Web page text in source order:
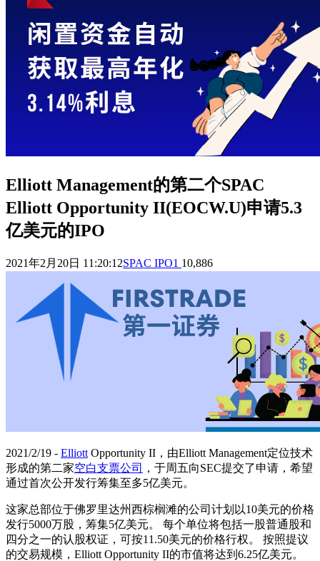
Elliott Management的第二个SPAC
Elliott Opportunity II(EOCW.U)申请5.3
亿美元的IPO
2021年2月20日 11:20:12SPAC IPO1 10,886
2021/2/19 - Elliott Opportunity II，由Elliott Management定位技术
形成的第二家空白支票公司
，于周五向SEC提交了申请，希望
通过首次公开发行筹集至多5亿美元。
这家总部位于佛罗里达州西棕榈滩的公司计划以10美元的价格
发行5000万股，筹集5亿美元。 每个单位将包括一股普通股和
四分之一的认股权证，可按11.50美元的价格行权。 按照提议
的交易规模，Elliott Opportunity II的市值将达到6.25亿美元。